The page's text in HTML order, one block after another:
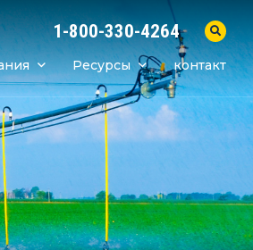
1-800-330-4264
Ресурсы контакт